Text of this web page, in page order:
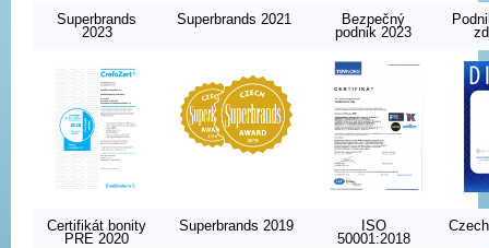
Superbrands
2023
Superbrands 2021
Bezpečný
podnik 2023
Certifikát bonity
PRE 2020
Superbrands 2019
ISO
50001:2018